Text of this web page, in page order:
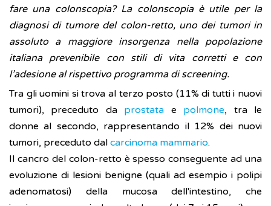
fare una colonscopia? La colonscopia è utile per la
diagnosi di tumore del colon-retto, uno dei tumori in
assoluto a maggiore insorgenza nella popolazione
italiana prevenibile con stili di vita corretti e con
l’adesione al rispettivo programma di screening.
Tra gli uomini si trova al terzo posto (11% di tutti i nuovi
tumori), preceduto da prostata e polmone, tra le
donne al secondo, rappresentando il 12% dei nuovi
tumori, preceduto dal carcinoma mammario.
Il cancro del colon-retto è spesso conseguente ad una
evoluzione di lesioni benigne (quali ad esempio i polipi
adenomatosi) della mucosa dell'intestino, che